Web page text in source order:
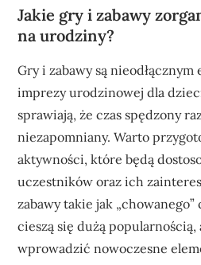
Jakie gry i zabawy
na urodziny?
Gry i zabawy są
imprezy urodzinowej dla
sprawiają, że czas spędzony
niezapomniany. Warto
aktywności, które będą
uczestników oraz ich
zabawy takie jak „chowanego”
cieszą się dużą
wprowadzić nowoczesne